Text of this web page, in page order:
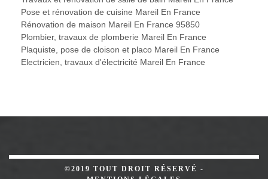
Pose et rénovation de cuisine Mareil En France
Rénovation de maison Mareil En France 95850
Plombier, travaux de plomberie Mareil En France
Plaquiste, pose de cloison et placo Mareil En France
Electricien, travaux d'électricité Mareil En France
©2019 TOUT DROIT RÉSERVÉ -